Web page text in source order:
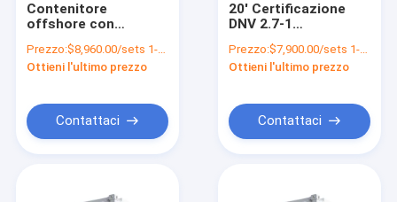
Tutti i casi
Generatore del gas
Contenitore
offshore con
da 20 piedi con
piastra di acciaio e
Prezzo:$8,960.00/sets 1-1 sets
Ottieni l'ultimo prezzo
Contattaci
20' Certificazione
DNV 2.7-1
versatili per il
trasporto e le
Prezzo:$7,900.00/sets 1-1 sets
Ottieni l'ultimo prezzo
Contattaci